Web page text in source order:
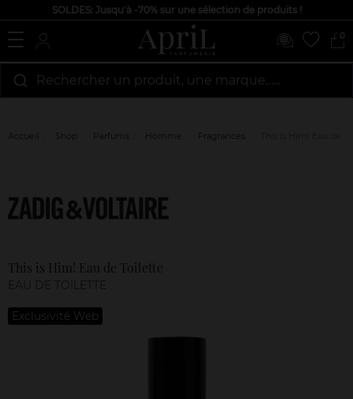
SOLDES: Jusqu'à -70% sur une sélection de produits !
0
Rechercher un produit, une marque…...
Accueil Shop Parfums Homme Fragrances
This is Him! Eau de Toilette
Exclusivité Web